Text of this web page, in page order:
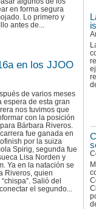
en forma segura
Lo primero y
antes de...
en los JJOO
de varios meses
espera de esta gran
nos tuvimos que
con la posición
Bárbara Riveros.
fue ganada en
por la suiza
Spirig, segunda fue
Lisa Norden y
Ya en la natación se
Riveros, quien
Salió del
el segundo...